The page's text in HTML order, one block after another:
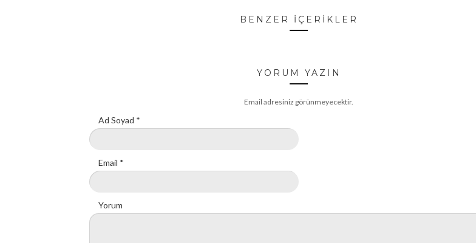
BENZER İÇERİKLER
YORUM YAZIN
Email adresiniz görünmeyecektir.
Ad Soyad *
Email *
Yorum